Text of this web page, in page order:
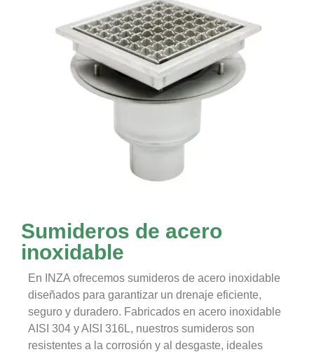
Sumideros de acero
inoxidable
En INZA ofrecemos sumideros de acero inoxidable
diseñados para garantizar un drenaje eficiente,
seguro y duradero. Fabricados en acero inoxidable
AISI 304 y AISI 316L, nuestros sumideros son
resistentes a la corrosión y al desgaste, ideales